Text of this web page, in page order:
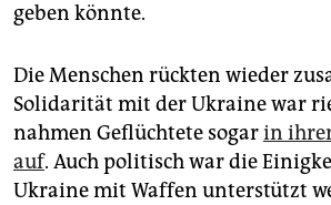
geben könnte.
Die Menschen rückten wieder
Solidarität mit der Ukraine war
nahmen Geflüchtete sogarin
auf. Auch politisch war die
Ukraine mit Waffen unterstützt